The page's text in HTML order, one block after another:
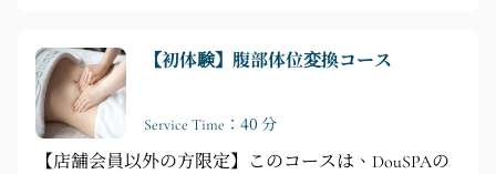
【初体験】腹部体位変換コース
Service Time：40 分
【店舗会員以外の方限定】このコースは、DouSPAの